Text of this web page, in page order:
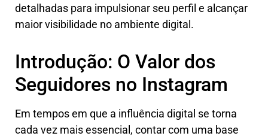
detalhadas para impulsionar seu perfil e alcançar
maior visibilidade no ambiente digital.
Introdução: O Valor dos
Seguidores no Instagram
Em tempos em que a influência digital se torna
cada vez mais essencial, contar com uma base